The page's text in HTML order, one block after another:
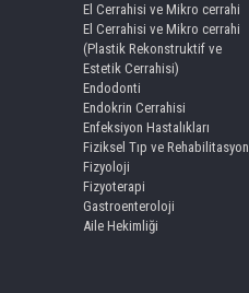
El Cerrahisi ve Mikro cerrahi
El Cerrahisi ve Mikro cerrahi
(Plastik Rekonstruktif ve
Estetik Cerrahisi)
Endodonti
Endokrin Cerrahisi
Enfeksiyon Hastalıkları
Fiziksel Tıp ve Rehabilitasyon
Fizyoloji
Fizyoterapi
Gastroenteroloji
Aile Hekimliği